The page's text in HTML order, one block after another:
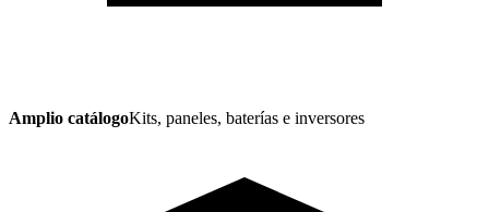
Amplio catálogoKits, paneles, baterías e inversores